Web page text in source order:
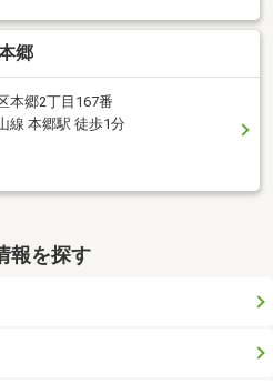
郷
本郷2丁目167番
線 本郷駅 徒歩1分
報を探す